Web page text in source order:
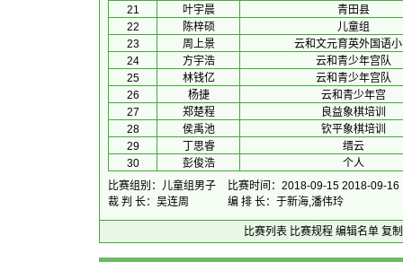
21
叶宇晨
青田县
22
陈梓硕
儿童组
23
周上景
云和文元育英外国语
24
方宇浩
云和青少年宫队
25
林钱亿
云和青少年宫队
26
杨捷
云和青少年宫
27
郑楚程
良益象棋培训
28
侯禹池
钦平象棋培训
29
丁思睿
缙云
30
彭俊浩
个人
比赛组别：儿童组男子
比赛时间：2018-09-15 2018-09-16
裁 判 长：吴连周
编 排 长：于新海,潘伟玲
比赛列表 比赛规程 编辑名单 复